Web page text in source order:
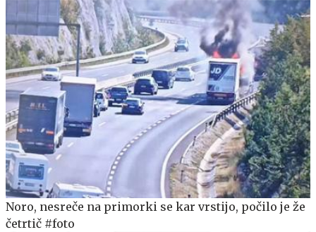
Noro, nesreče na primorki se kar vrstijo, počilo je že
četrtič #foto